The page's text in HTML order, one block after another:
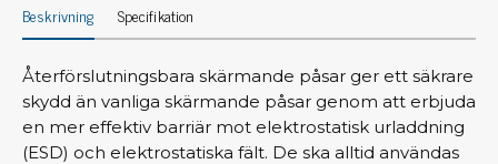
Beskrivning Specifikation
Återförslutningsbara skärmande påsar ger ett säkrare
skydd än vanliga skärmande påsar genom att erbjuda
en mer effektiv barriär mot elektrostatisk urladdning
(ESD) och elektrostatiska fält. De ska alltid användas